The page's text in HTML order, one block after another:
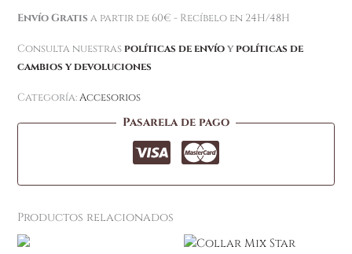
Envío Gratis a partir de 60€ - Recíbelo en 24H/48H
Consulta nuestras políticas de envíoy políticas de
cambios y devoluciones
Categoría:Accesorios
Pasarela de pago
Productos relacionados